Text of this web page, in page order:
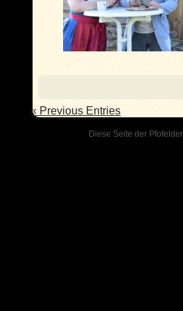
« Previous Entries
Diese Seite der